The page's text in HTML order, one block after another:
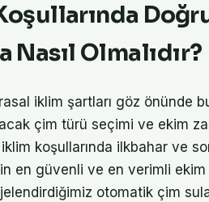
Nasıl Olmalıdır?
iklim şartları göz önünde
çim türü seçimi ve ekim
koşullarında ilkbahar ve
en güvenli ve en verimli ekim
otomatik çim